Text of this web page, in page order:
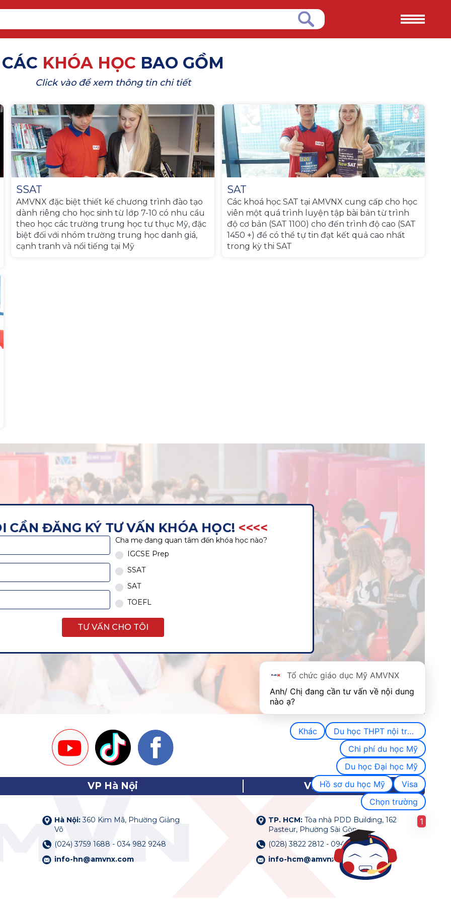
CÁC KHÓA HỌC BAO GỒM
Click vào để xem thông tin chi tiết
SSAT
AMVNX đặc biệt thiết kế chương trình đào tạo
dành riêng cho học sinh từ lớp 7-10 có nhu cầu
theo học các trường trung học tư thục Mỹ, đặc
biệt đối với nhóm trường trung học danh giá,
cạnh tranh và nổi tiếng tại Mỹ
SAT
Các khoá học SAT tại AMVNX cung cấp cho học
viên một quá trình luyện tập bài bản từ trình
độ cơ bản (SAT 1100) cho đến trình độ cao (SAT
1450 +) để có thể tự tin đạt kết quả cao nhất
trong kỳ thi SAT
CẦN ĐĂNG KÝ TƯ VẤN KHÓA HỌC! <<<<
Cha mẹ đang quan tâm đến khóa học nào?
IGCSE Prep
SSAT
SAT
TOEFL
TƯ VẤN CHO TÔI
VP Hà Nội
Hà Nội:360 Kim Mã, Phường Giảng
Võ
(024) 3759 1688 - 034 982 9248
info-hn@amvnx.com
VP TP. HCM
TP. HCM: Tòa nhà PDD Building, 162
Pasteur, Phường Sài Gòn
(028) 3822 2812 - 0942 18 99 68
info-hcm@amvnx.com
Tổ chức giáo dục Mỹ AMVNX
Anh/ Chị đang cần tư vấn về nội dung
nào ạ?
Khác
Du học THPT nội trú Mỹ
Chi phí du học Mỹ
Du học Đại học Mỹ
Hồ sơ du học Mỹ
Visa
Chọn trường
1